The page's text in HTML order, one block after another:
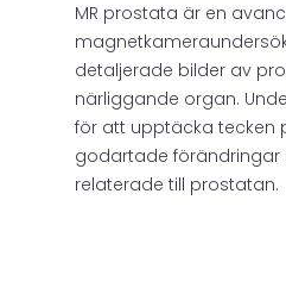
MR prostata är en
detaljerade bilder av
närliggande organ.
för att upptäcka tecken
godartade
relaterade till prostatan.